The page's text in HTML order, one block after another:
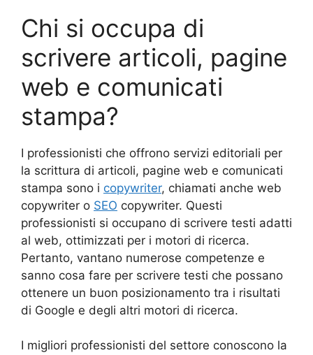
Chi si occupa di
scrivere articoli, pagine
web e comunicati
stampa?
I professionisti che offrono servizi editoriali per
la scrittura di articoli, pagine web e comunicati
stampa sono i copywriter, chiamati anche web
copywriter o SEO copywriter. Questi
professionisti si occupano di scrivere testi adatti
al web, ottimizzati per i motori di ricerca.
Pertanto, vantano numerose competenze e
sanno cosa fare per scrivere testi che possano
ottenere un buon posizionamento tra i risultati
di Google e degli altri motori di ricerca.
I migliori professionisti del settore conoscono la